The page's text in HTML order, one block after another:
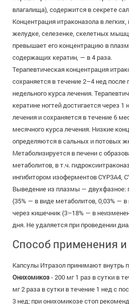
влагалища), содержится в секрете
Концентрация итраконазола в легких,
желудке, селезенке, скелетных
превышает его концентрацию в
содержащих кератин, — в 4 раза.
Терапевтическая концентрация
сохраняется в течение 2–4 нед после
недельного курса лечения.
кератине ногтей достигается через 1
лечения и сохраняется в течение 6
месячного курса лечения. Низкие
определяются в сальных и потовых
Метаболизируется в печени с
метаболитов, в т.ч.
ингибитором изоферментов CYP3A4,
Выведение из плазмы — двухфазное:
(35% — в виде метаболитов, 0,03% —
через кишечник (3–18% — в
дня. Не удаляется при проведении
Способ применения
Капсулы Итразол принимают внутрь
Онихомикоз- 200 мг 1 раз в сутки в
мг 2 раза в сутки в течение 1 нед с
3 нед; при онихомикозе стоп